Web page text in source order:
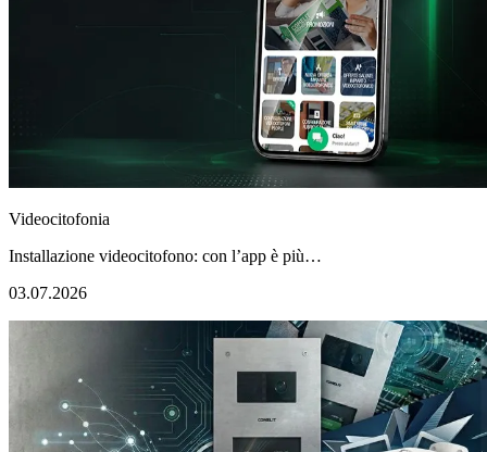
Videocitofonia
Installazione videocitofono: con l’app è più…
03.07.2026